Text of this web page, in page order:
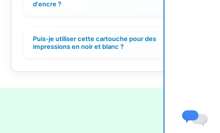
d'encre ?
Puis-je utiliser cette cartouche pour des
impressions en noir et blanc ?